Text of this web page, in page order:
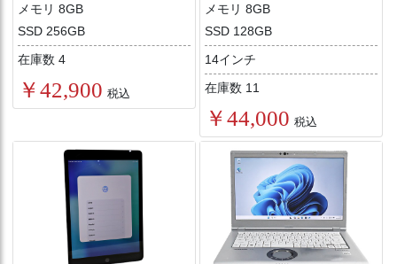
メモリ 8GB
SSD 256GB
在庫数 4
￥42,900 税込
メモリ 8GB
SSD 128GB
14インチ
在庫数 11
￥44,000 税込